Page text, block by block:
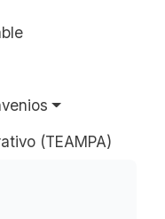
(TEAMPA)